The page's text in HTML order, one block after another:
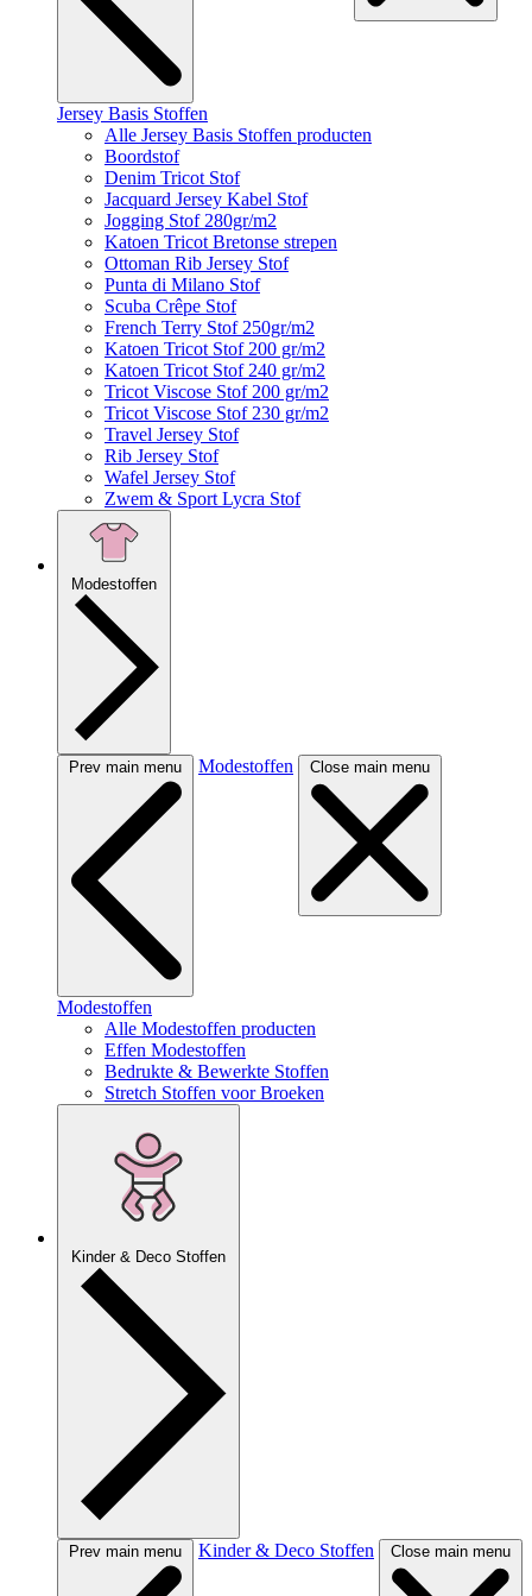
Jersey Basis Stoffen
Alle Jersey Basis Stoffen producten
Boordstof
Denim Tricot Stof
Jacquard Jersey Kabel Stof
Jogging Stof 280gr/m2
Katoen Tricot Bretonse strepen
Ottoman Rib Jersey Stof
Punta di Milano Stof
Scuba Crêpe Stof
French Terry Stof 250gr/m2
Katoen Tricot Stof 200 gr/m2
Katoen Tricot Stof 240 gr/m2
Tricot Viscose Stof 200 gr/m2
Tricot Viscose Stof 230 gr/m2
Travel Jersey Stof
Rib Jersey Stof
Wafel Jersey Stof
Zwem & Sport Lycra Stof
Modestoffen
Prev main menu Modestoffen Close main menu
Modestoffen
Alle Modestoffen producten
Effen Modestoffen
Bedrukte & Bewerkte Stoffen
Stretch Stoffen voor Broeken
Kinder & Deco Stoffen
Prev main menu Kinder & Deco Stoffen Close main menu